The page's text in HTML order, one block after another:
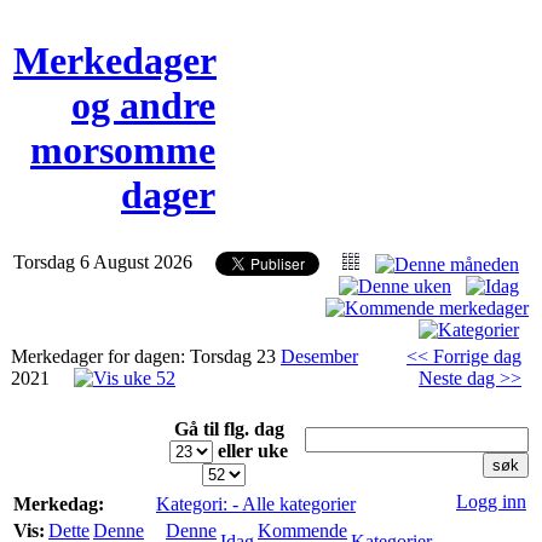
Merkedager
og andre
morsomme
dager
Torsdag 6 August 2026
Merkedager for dagen: Torsdag 23 Desember
2021
<< Forrige dag
Neste dag >>
Gå til flg. dag
eller uke
Merkedag:
Kategori: - Alle kategorier
Vis: DetteDenne
Denne
Kommende
Logg inn